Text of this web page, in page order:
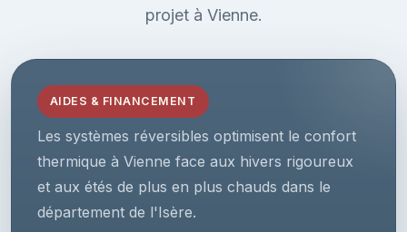
projet à Vienne.
AIDES & FINANCEMENT
Les systèmes réversibles optimisent le confort
thermique à Vienne face aux hivers rigoureux
et aux étés de plus en plus chauds dans le
département de l'Isère.